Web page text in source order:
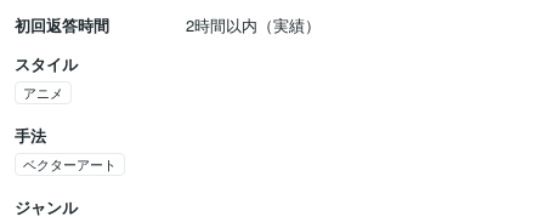
初回返答時間
2時間以内（実績）
スタイル
アニメ
手法
ベクターアート
ジャンル